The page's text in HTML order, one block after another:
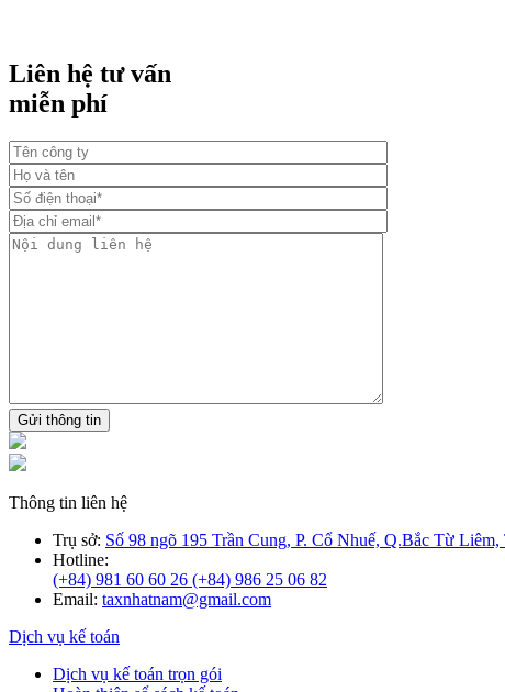
Liên hệ tư vấn
miễn phí
Gửi thông tin
Thông tin liên hệ
Trụ sở: Số 98 ngõ 195 Trần Cung, P. Cổ Nhuế, Q.Bắc Từ
Hotline:
(+84) 981 60 60 26 (+84) 986 25 06 82
Email: taxnhatnam@gmail.com
Dịch vụ kế toán
Dịch vụ kế toán trọn gói